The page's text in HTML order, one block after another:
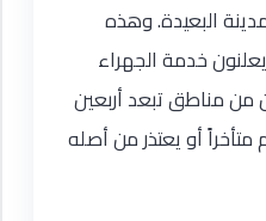
البعيدة. وهذه
خدمة الجهراء
مناطق تبعد أربعين
أو يعتذر من أصله